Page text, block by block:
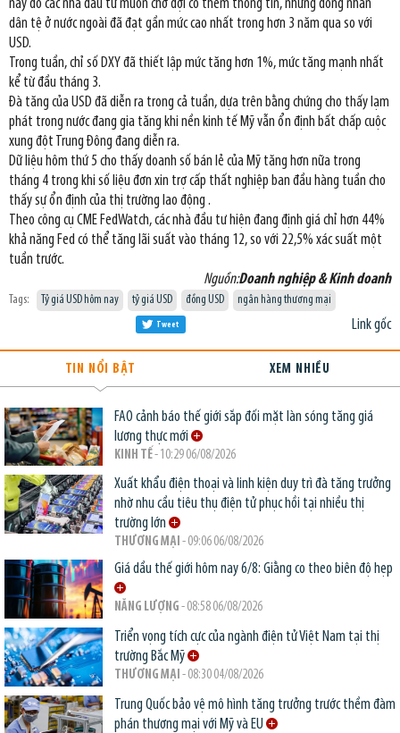
nay do các nhà đầu tư muốn chờ đợi có thêm thông tin, nhưng đồng nhân
dân tệ ở nước ngoài đã đạt gần mức cao nhất trong hơn 3 năm qua so với
USD.
Trong tuần, chỉ số DXY đã thiết lập mức tăng hơn 1%, mức tăng mạnh nhất
kể từ đầu tháng 3.
Đà tăng của USD đã diễn ra trong cả tuần, dựa trên bằng chứng cho thấy lạm
phát trong nước đang gia tăng khi nền kinh tế Mỹ vẫn ổn định bất chấp cuộc
xung đột Trung Đông đang diễn ra.
Dữ liệu hôm thứ 5 cho thấy doanh số bán lẻ của Mỹ tăng hơn nữa trong
tháng 4 trong khi số liệu đơn xin trợ cấp thất nghiệp ban đầu hàng tuần cho
thấy sự ổn định của thị trường lao động .
Theo công cụ CME FedWatch, các nhà đầu tư hiện đang định giá chỉ hơn 44%
khả năng Fed có thể tăng lãi suất vào tháng 12, so với 22,5% xác suất một
tuần trước.
Nguồn:Doanh nghiệp & Kinh doanh
Tags: Tỷ giá USD hôm nay tỷ giá USD đồng USD ngân hàng thương mại
Link gốc
Tweet
TIN NỔI BẬT XEM NHIỀU
FAO cảnh báo thế giới sắp đối mặt làn sóng tăng giá
lương thực mới
KINH TẾ- 10:29 06/08/2026
Xuất khẩu điện thoại và linh kiện duy trì đà tăng trưởng
nhờ nhu cầu tiêu thụ điện tử phục hồi tại nhiều thị
trường lớn
THƯƠNG MẠI - 09:06 06/08/2026
Giá dầu thế giới hôm nay 6/8: Giằng co theo biên độ hẹp
NĂNG LƯỢNG - 08:58 06/08/2026
Triển vọng tích cực của ngành điện tử Việt Nam tại thị
trường Bắc Mỹ
THƯƠNG MẠI - 08:30 04/08/2026
Trung Quốc bảo vệ mô hình tăng trưởng trước thềm đàm
phán thương mại với Mỹ và EU